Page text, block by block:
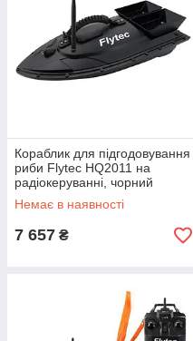
Кораблик для підгодовування
риби Flytec HQ2011 на
радіокеруванні, чорний
Love&Life -online-multimarket-
Немає в наявності
7 657 ₴